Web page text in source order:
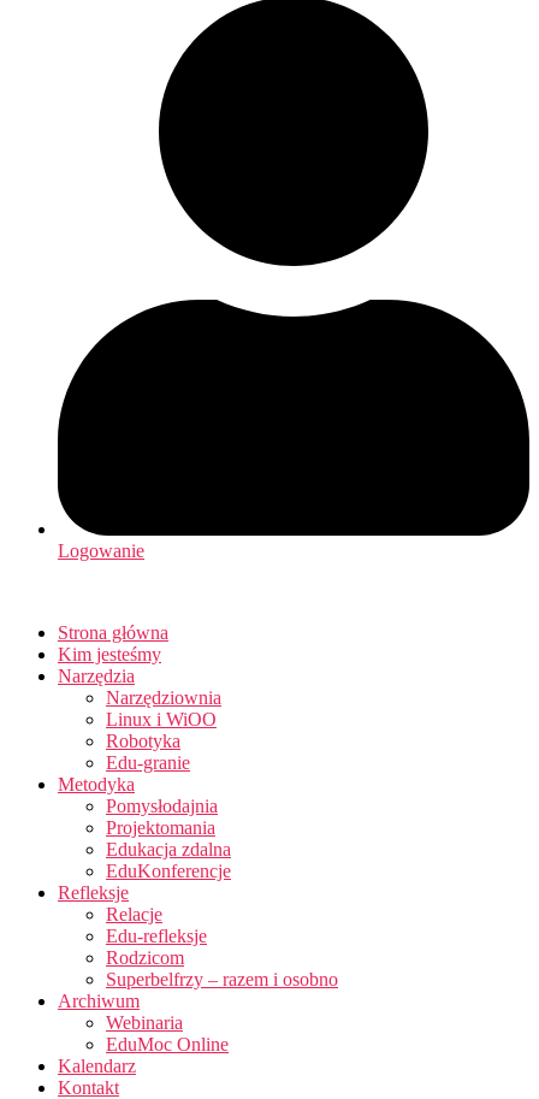
Logowanie
Strona główna
Kim jesteśmy
Narzędzia
Narzędziownia
Linux i WiOO
Robotyka
Edu-granie
Metodyka
Pomysłodajnia
Projektomania
Edukacja zdalna
EduKonferencje
Refleksje
Relacje
Edu-refleksje
Rodzicom
Superbelfrzy – razem i osobno
Archiwum
Webinaria
EduMoc Online
Kalendarz
Kontakt